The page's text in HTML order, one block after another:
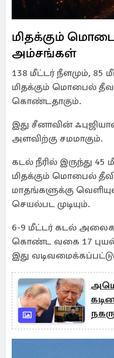
மிதக்கும்
அம்சங்கள்
138 மீட்டர் நீளமும்,
மிதக்கும் மொபைல்
கொண்டதாகும்.
இது சீனாவின்
அளவிற்கு சமமாகும்.
கடல் நீரில் இருந்து 45
மிதக்கும் மொபைல்
மாதங்களுக்கு
செயல்பட முடியும்.
6-9 மீட்டர் கடல்
கொண்ட வகை 17
இது